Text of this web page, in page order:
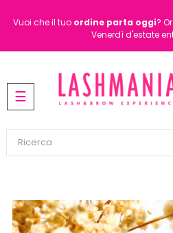
Vuoi che il tuo ordine parta oggi?
Venerdì d'estate
navigazione
Toggle
☰